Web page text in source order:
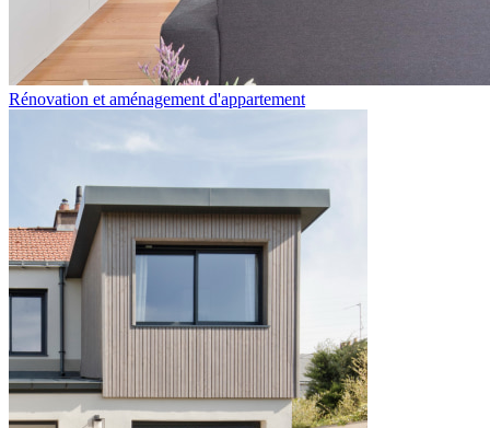
Rénovation et aménagement d'appartement